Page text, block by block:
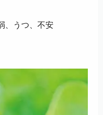
、うつ、不安